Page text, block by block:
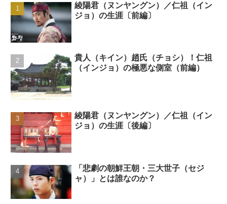
綾陽君（ヌンヤングン）／仁祖（イン
ジョ）の生涯〔前編〕
貴人（キイン）趙氏（チョシ）！仁祖
（インジョ）の極悪な側室（前編）
綾陽君（ヌンヤングン）／仁祖（イン
ジョ）の生涯〔後編〕
「悲劇の朝鮮王朝・三大世子（セジ
ャ）」とは誰なのか？